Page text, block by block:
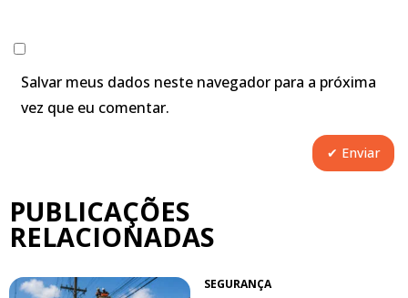
Salvar meus dados neste navegador para a próxima
vez que eu comentar.
PUBLICAÇÕES
RELACIONADAS
SEGURANÇA